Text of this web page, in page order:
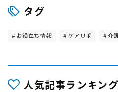
タグ
お役立ち情報 ケアリポ 介
人気記事ランキング